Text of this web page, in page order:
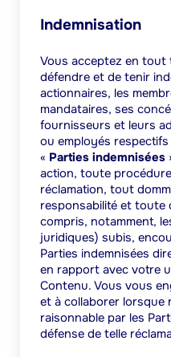
Indemnisation
Vous acceptez en tout
défendre et de tenir
actionnaires, les
mandataires, ses
fournisseurs et leurs
ou employés
« Parties indemnisées
action, toute
réclamation, tout
responsabilité et toute
compris, notamment,
juridiques) subis,
Parties indemnisées
en rapport avec votre
Contenu. Vous vous
et à collaborer lorsque
raisonnable par les
défense de telle